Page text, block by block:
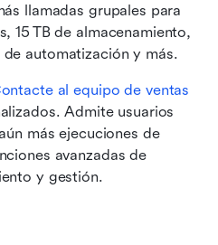
llamadas grupales para
15 TB de almacenamiento,
automatización y más.
al equipo de ventas
Admite usuarios
más ejecuciones de
avanzadas de
y gestión.